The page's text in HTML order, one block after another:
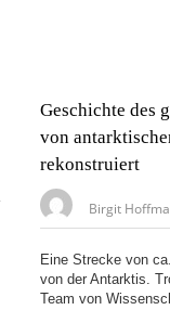
Geschichte des
von
rekonstruiert
Birgit
Eine Strecke von
von der Antarktis.
Team von